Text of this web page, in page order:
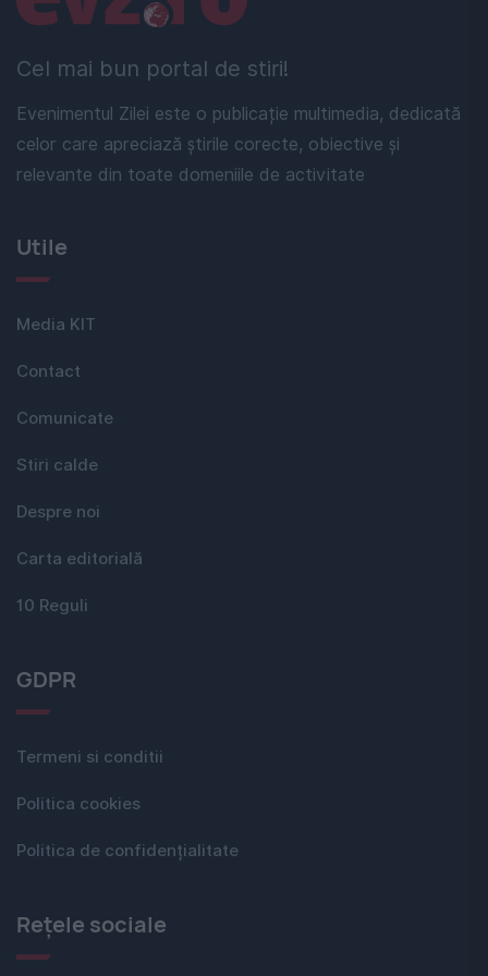
Cel mai bun portal de stiri!
Evenimentul Zilei este o publicație multimedia, dedicată
celor care apreciază știrile corecte, obiective și
relevante din toate domeniile de activitate
Utile
Media KIT
Contact
Comunicate
Stiri calde
Despre noi
Carta editorială
10 Reguli
GDPR
Termeni si conditii
Politica cookies
Politica de confidențialitate
Rețele sociale